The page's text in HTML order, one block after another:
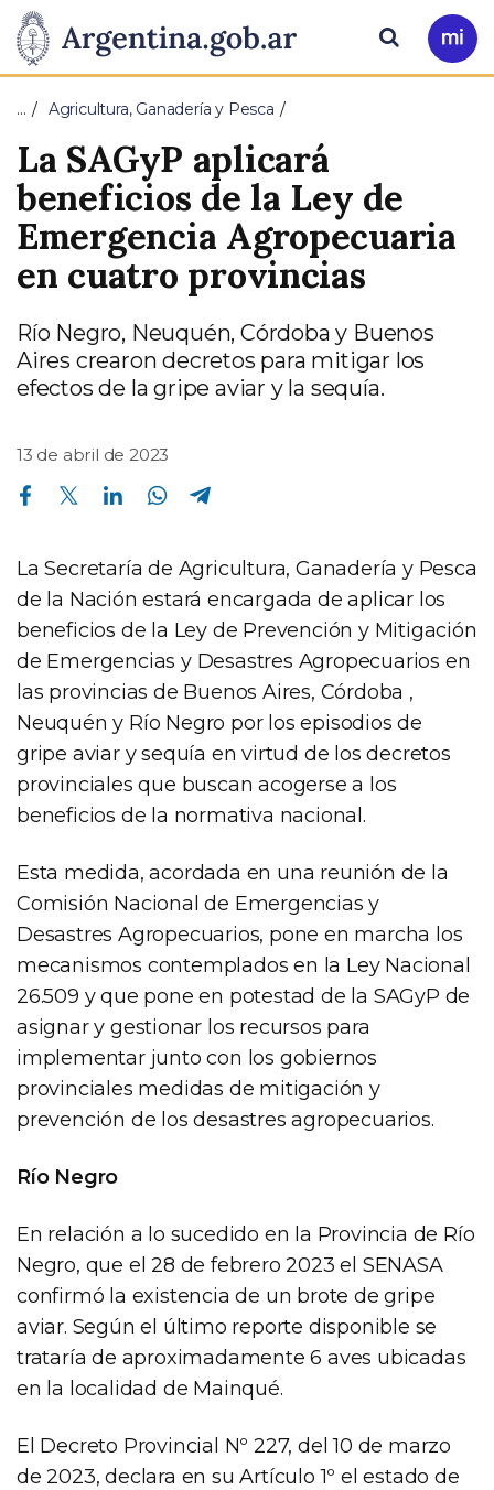
Presidencia
de
la
Nación
Pasar al contenido principal
Ir
a
Buscar
… Agricultura, Ganadería y Pesca
La SAGyP aplicará
beneficios de la Ley de
Emergencia Agropecuaria
en cuatro provincias
Río Negro, Neuquén, Córdoba y Buenos
Aires crearon decretos para mitigar los
efectos de la gripe aviar y la sequía.
13 de abril de 2023
Compartir en Facebook Compartir en Twitter Compartir en Linkedin Compartir en Whatsapp
La Secretaría de Agricultura, Ganadería y Pesca
de la Nación estará encargada de aplicar los
beneficios de la Ley de Prevención y Mitigación
de Emergencias y Desastres Agropecuarios en
las provincias de Buenos Aires, Córdoba ,
Neuquén y Río Negro por los episodios de
gripe aviar y sequía en virtud de los decretos
provinciales que buscan acogerse a los
beneficios de la normativa nacional.
Esta medida, acordada en una reunión de la
Comisión Nacional de Emergencias y
Desastres Agropecuarios, pone en marcha los
mecanismos contemplados en la Ley Nacional
26.509 y que pone en potestad de la SAGyP de
asignar y gestionar los recursos para
implementar junto con los gobiernos
provinciales medidas de mitigación y
prevención de los desastres agropecuarios.
Río Negro
En relación a lo sucedido en la Provincia de Río
Negro, que el 28 de febrero 2023 el SENASA
confirmó la existencia de un brote de gripe
aviar. Según el último reporte disponible se
trataría de aproximadamente 6 aves ubicadas
en la localidad de Mainqué.
El Decreto Provincial Nº 227, del 10 de marzo
de 2023, declara en su Artículo 1º el estado de